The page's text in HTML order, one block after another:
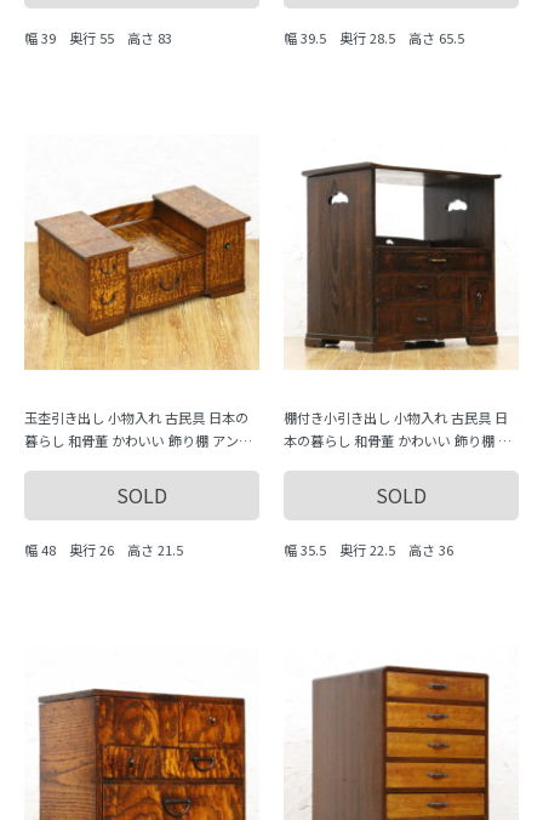
幅 39 奥行 55 高さ 83 幅 39.5 奥行 28.5 高さ 65.5
玉杢引き出し 小物入れ 古民具 日本の
暮らし 和骨董 かわいい 飾り棚 アンテ
SOLD
幅 48 奥行 26 高さ 21.5
棚付き小引き出し 小物入れ 古民具 日
本の暮らし 和骨董 かわいい 飾り棚 ア
SOLD
幅 35.5 奥行 22.5 高さ 36